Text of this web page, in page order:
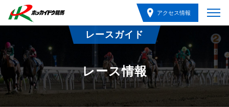
アクセス情報
レースガイド
レース情報